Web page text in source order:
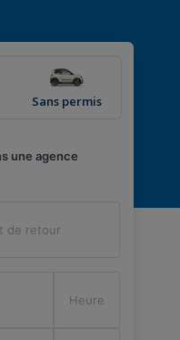
Sans permis
une agence